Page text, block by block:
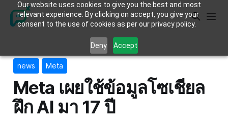
Our website uses cookies to give you the best and most
relevant experience. By clicking on accept, you give your
consent to the use of cookies as per our privacy policy.
Deny Accept
news Meta
Meta เผยใช้ข้อมูลโซเชียล
ฝึก AI มา 17 ปี